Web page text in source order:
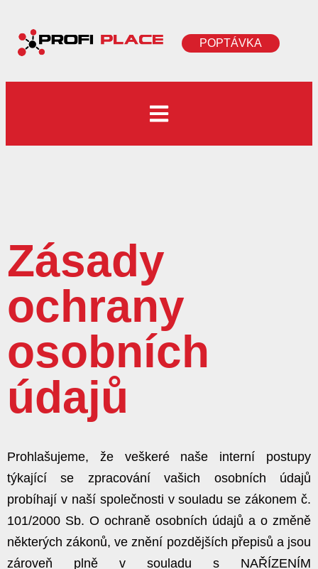
POPTÁVKA
Zásady
ochrany
osobních
údajů
Prohlašujeme, že veškeré naše interní postupy
týkající se zpracování vašich osobních údajů
probíhají v naší společnosti v souladu se zákonem č.
101/2000 Sb. O ochraně osobních údajů a o změně
některých zákonů, ve znění pozdějších přepisů a jsou
zároveň plně v souladu s NAŘÍZENÍM